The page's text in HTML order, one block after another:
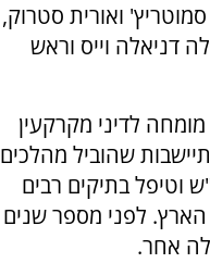
ואורית סטרוק,
דניאלה וייס וראש
לדיני מקרקעין
שהוביל מהלכים
וטיפל בתיקים רבים
הארץ. לפני מספר שנים
אחר.